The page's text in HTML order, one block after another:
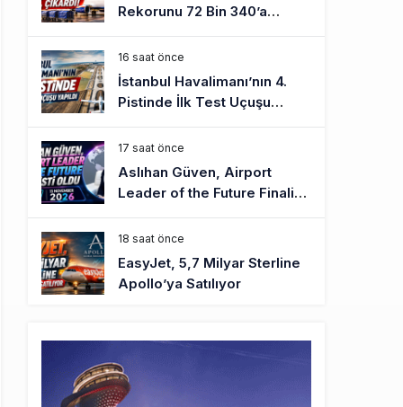
Rekorunu 72 Bin 340’a
Çıkardı
16 saat önce
İstanbul Havalimanı’nın 4.
Pistinde İlk Test Uçuşu
Yapıldı
17 saat önce
Aslıhan Güven, Airport
Leader of the Future Finalisti
Oldu
18 saat önce
EasyJet, 5,7 Milyar Sterline
Apollo’ya Satılıyor
Pilotlar, Teknisyenler, Kabin
Ekipleri ve Yer Hizmeti
Çalışanları Gazeteci Olmaya